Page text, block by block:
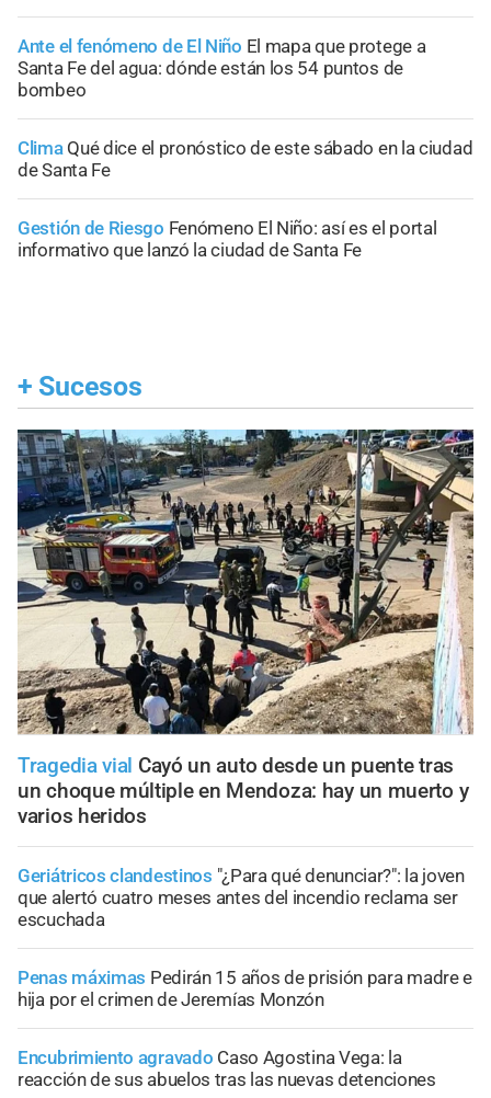
Ante el fenómeno de El Niño El mapa que protege a
Santa Fe del agua: dónde están los 54 puntos de
bombeo
Clima Qué dice el pronóstico de este sábado en la ciudad
de Santa Fe
Gestión de Riesgo Fenómeno El Niño: así es el portal
informativo que lanzó la ciudad de Santa Fe
+ Sucesos
Tragedia vial Cayó un auto desde un puente tras
un choque múltiple en Mendoza: hay un muerto y
varios heridos
Geriátricos clandestinos "¿Para qué denunciar?": la joven
que alertó cuatro meses antes del incendio reclama ser
escuchada
Penas máximas Pedirán 15 años de prisión para madre e
hija por el crimen de Jeremías Monzón
Encubrimiento agravado Caso Agostina Vega: la
reacción de sus abuelos tras las nuevas detenciones